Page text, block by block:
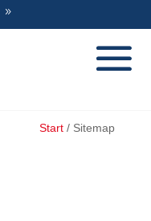
Start / Sitemap